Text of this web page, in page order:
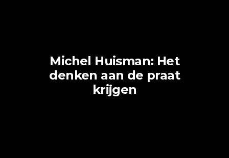
Michel Huisman: Het
denken aan de praat
krijgen